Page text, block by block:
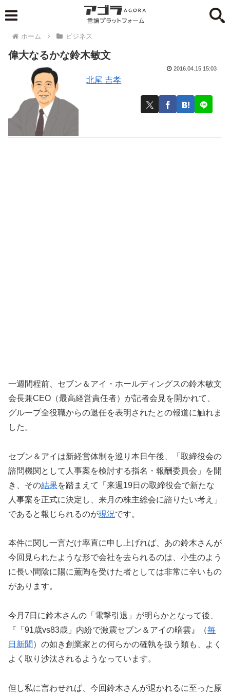
ホーム ビジネス
偉大なるかな鈴木敏文
北尾 吉孝
2016.04.15 15:03
一週間程前、セブン＆アイ・ホールディングスの鈴木敏文
会長兼CEO（最高経営責任者）が記者会見を開かれて、
グループ全役職からの退任を表明されたとの報道に触れま
した。
セブン＆アイは新経営体制を巡り本日午後、「取締役会の
諮問機関として人事案を検討する指名・報酬委員会」を開
き、その結果を踏まえて「来週19日の取締役会で新たな
人事案を正式に決定し、来月の株主総会に諮りたい考え」
であると報じられるのが現況です。
本件に関し一言だけ率直に申し上げれば、あの鈴木さんが
今回見られたような形で会社を去られるのは、小生のよう
に長い間陰に陽に薫陶を受けた者としては非常に辛いもの
があります。
今月7日に鈴木さんの「電撃引退」が明らかとなって後、
『「91歳vs83歳」内紛で激震セブン＆アイの暗雲』（毎
日新聞 ）の如き創業家との何らかの確執を扱う類も、よく
よく取り沙汰されるようなっています。
但し私に言わせれば、今回鈴木さんが退かれるに至った原